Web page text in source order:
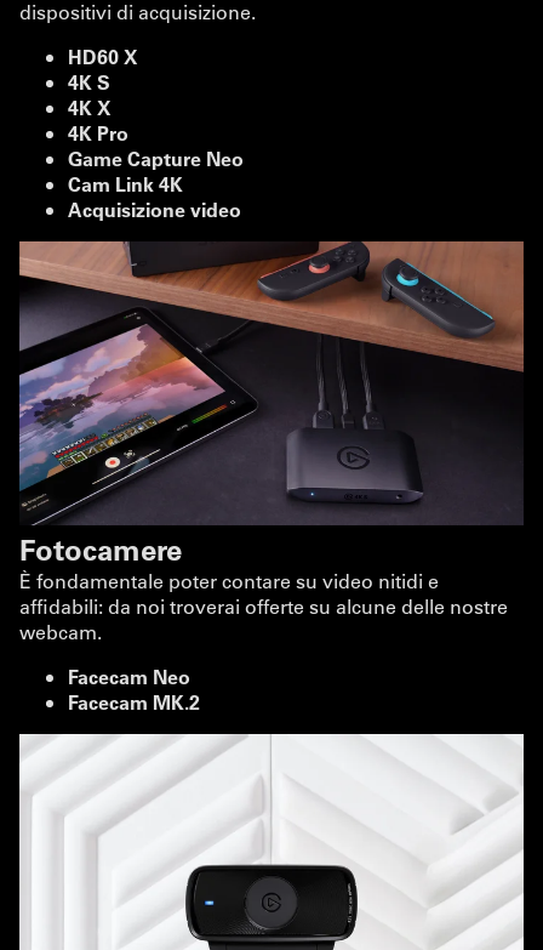
dispositivi di acquisizione.
HD60 X
4K S
4K X
4K Pro
Game Capture Neo
Cam Link 4K
Acquisizione video
Fotocamere
È fondamentale poter contare su video nitidi e
affidabili: da noi troverai offerte su alcune delle nostre
webcam.
Facecam Neo
Facecam MK.2